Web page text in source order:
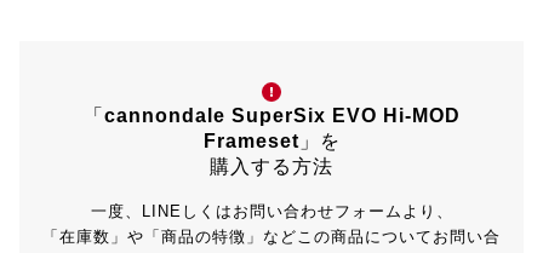
「 cannondale SuperSix EVO Hi-MOD
Frameset」を
購入する方法
一度、LINEしくはお問い合わせフォームより、
「在庫数」や「商品の特徴」などこの商品についてお問い合